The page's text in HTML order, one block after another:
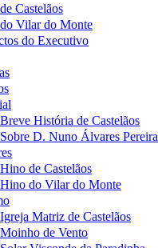
de Castelãos
do Vilar do Monte
do Executivo
Breve História de Castelãos
Sobre D. Nuno Álvares Pereira
Hino de Castelãos
Hino do Vilar do Monte
Igreja Matriz de Castelãos
Moinho de Vento